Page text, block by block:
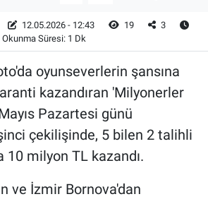
12.05.2026 - 12:43 19
3
Okunma Süresi: 1 Dk
oyunseverlerin şansına
kazandıran 'Milyonerler
Pazartesi günü
çekilişinde, 5 bilen 2 talihli
milyon TL kazandı.
ve İzmir Bornova'dan